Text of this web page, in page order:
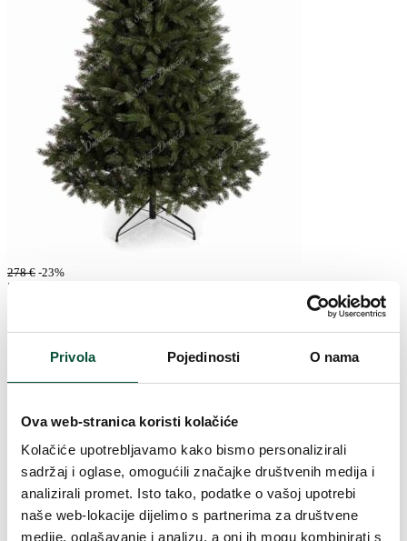
Privola Pojedinosti O nama
Ova web-stranica koristi kolačiće
Kolačiće upotrebljavamo kako bismo personalizirali
sadržaj i oglase, omogućili značajke društvenih medija i
analizirali promet. Isto tako, podatke o vašoj upotrebi
naše web-lokacije dijelimo s partnerima za društvene
medije, oglašavanje i analizu, a oni ih mogu kombinirati s
278€ -23%
214
Umjetno božićno drvce 3D Himalajski
Bor 180cm
3DBH180